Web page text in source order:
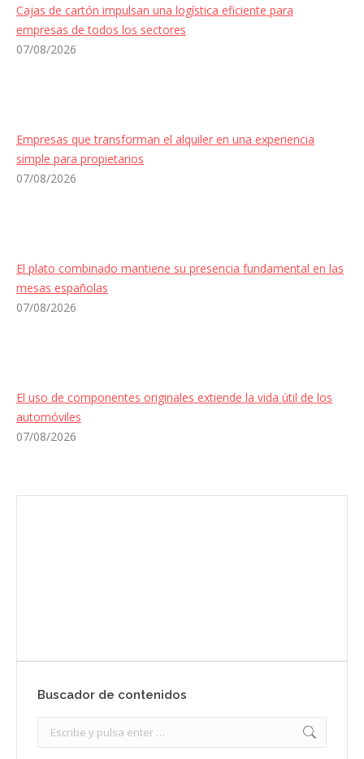
Cajas de cartón impulsan una logística eficiente para
empresas de todos los sectores
07/08/2026
Empresas que transforman el alquiler en una experiencia
simple para propietarios
07/08/2026
El plato combinado mantiene su presencia fundamental en las
mesas españolas
07/08/2026
El uso de componentes originales extiende la vida útil de los
automóviles
07/08/2026
Buscador de contenidos